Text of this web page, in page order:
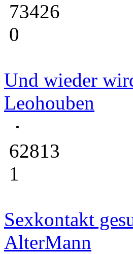
73426
0
Und wieder
Leohouben
62813
1
Sexkontakt
AlterMann